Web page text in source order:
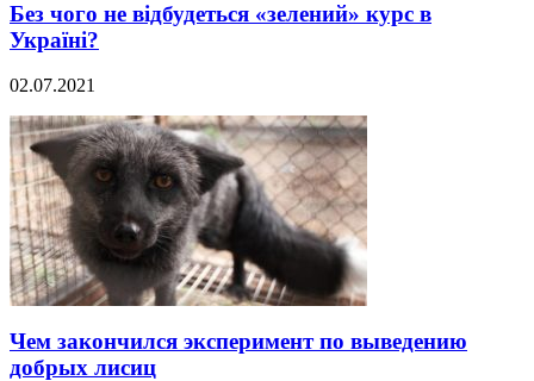
Без чого не відбудеться «зелений» курс в
Україні?
02.07.2021
Чем закончился эксперимент по выведению
добрых лисиц